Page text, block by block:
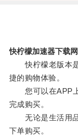
快柠檬加速器下载
快柠檬老版本是
捷的购物体验。
您可以在APP上
完成购买。
无论是生活用品
下单购买。